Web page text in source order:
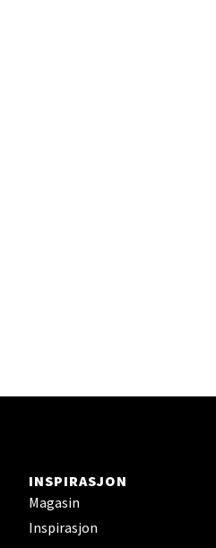
INSPIRASJON
Magasin
Inspirasjon